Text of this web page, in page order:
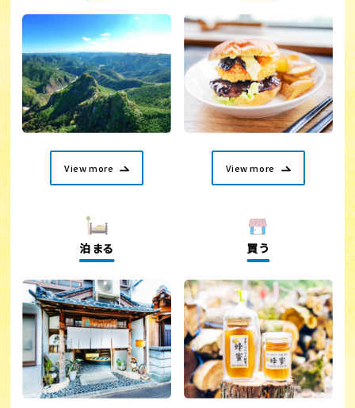
View more View more
泊まる 買う